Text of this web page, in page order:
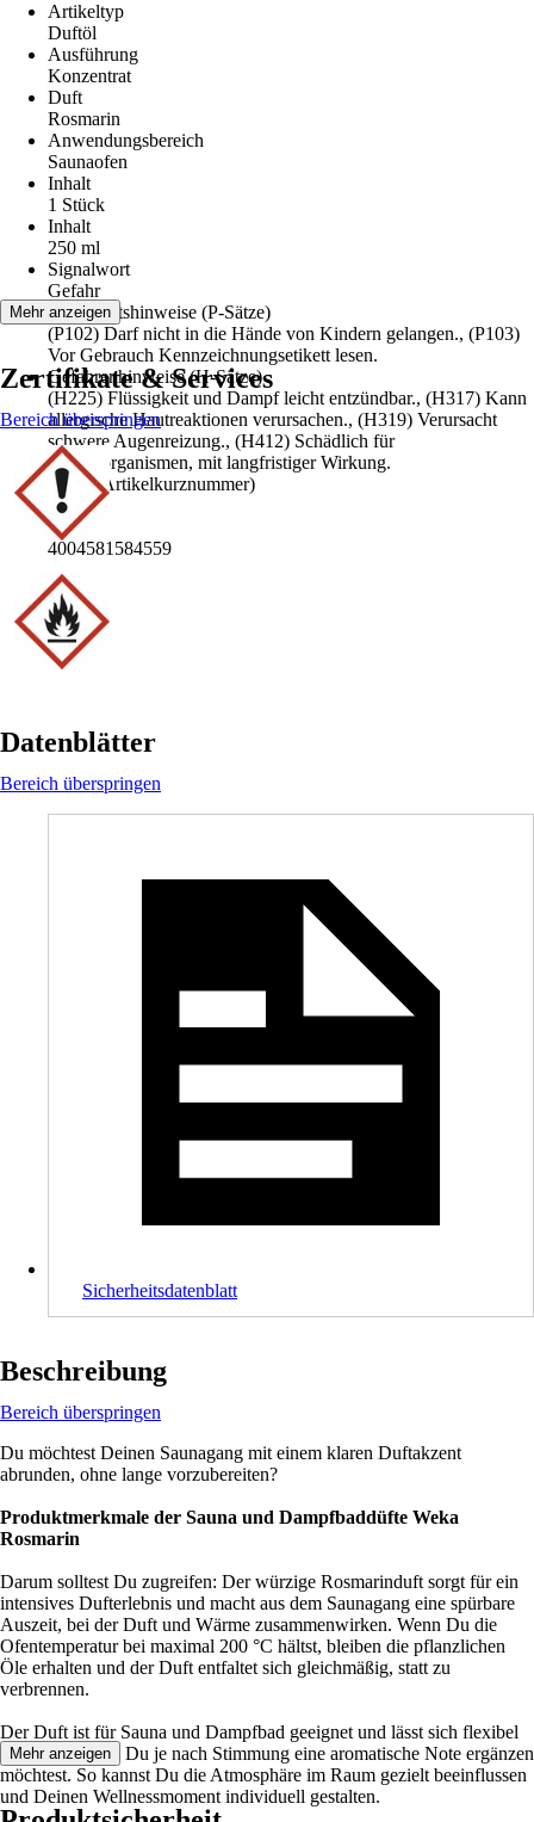
Artikeltyp
Duftöl
Ausführung
Konzentrat
Duft
Rosmarin
Anwendungsbereich
Saunaofen
Inhalt
1 Stück
Inhalt
250 ml
Signalwort
Gefahr
Sicherheitshinweise (P-Sätze)
(P102) Darf nicht in die Hände von Kindern gelangen., (P103)
Vor Gebrauch Kennzeichnungsetikett lesen.
Gefahrenhinweise (H-Sätze)
(H225) Flüssigkeit und Dampf leicht entzündbar., (H317) Kann
allergische Hautreaktionen verursachen., (H319) Verursacht
schwere Augenreizung., (H412) Schädlich für
Wasserorganismen, mit langfristiger Wirkung.
AKN (Artikelkurznummer)
YRS8
EAN
4004581584559
Mehr anzeigen
Zertifikate & Services
Bereich überspringen
Datenblätter
Bereich überspringen
Sicherheitsdatenblatt
Beschreibung
Bereich überspringen
Du möchtest Deinen Saunagang mit einem klaren Duftakzent
abrunden, ohne lange vorzubereiten?
Produktmerkmale der Sauna und Dampfbaddüfte Weka
Rosmarin
Darum solltest Du zugreifen: Der würzige Rosmarinduft sorgt für ein
intensives Dufterlebnis und macht aus dem Saunagang eine spürbare
Auszeit, bei der Duft und Wärme zusammenwirken. Wenn Du die
Ofentemperatur bei maximal 200 °C hältst, bleiben die pflanzlichen
Öle erhalten und der Duft entfaltet sich gleichmäßig, statt zu
verbrennen.
Der Duft ist für Sauna und Dampfbad geeignet und lässt sich flexibel
einsetzen, wenn Du je nach Stimmung eine aromatische Note ergänzen
möchtest. So kannst Du die Atmosphäre im Raum gezielt beeinflussen
und Deinen Wellnessmoment individuell gestalten.
Mehr anzeigen